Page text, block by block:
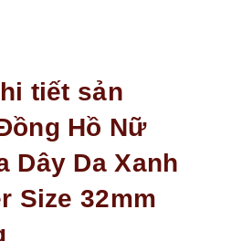
tiết sản
Hồ Nữ
Dây Da Xanh
Size 32mm